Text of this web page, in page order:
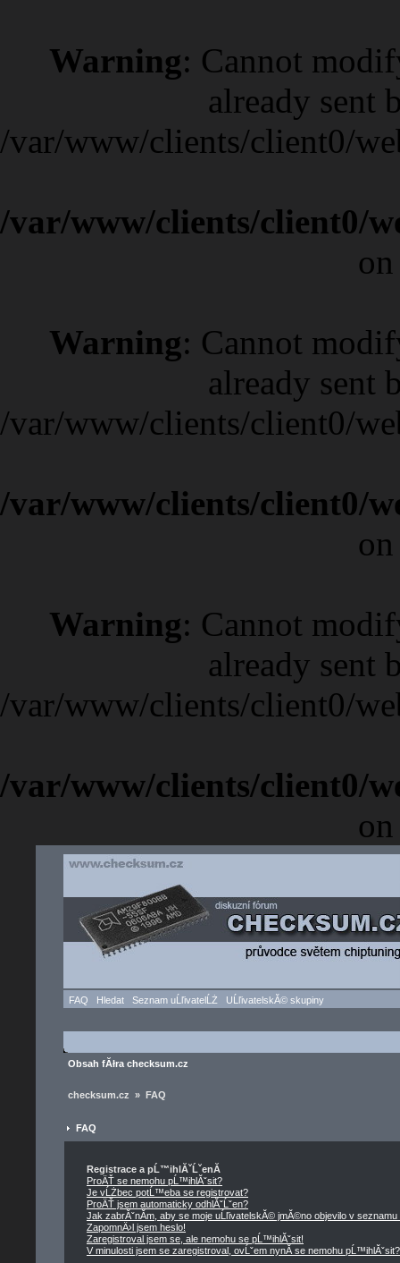
Warning: Cannot
already sent
/var/www/clients/client0/
/var/www/clients/client0/
Warning: Cannot
already sent
/var/www/clients/client0/
/var/www/clients/client0/
Warning: Cannot
already sent
/var/www/clients/client0/
/var/www/clients/client0/
FAQ Hledat Seznam uĹľivatelĹŻ UĹľivatelskĂ© skupiny
Obsah fĂłra checksum.cz
checksum.cz » FAQ
FAQ
Registrace a pĹ™ihlĂˇĹˇenĂ­
ProÄŤ se nemohu pĹ™ihlĂˇsit?
Je vĹŻbec potĹ™eba se registrovat?
ProÄŤ jsem automaticky odhlĂˇĹˇen?
Jak zabrĂˇnĂ­m, aby se moje uĹľivatelskĂ© jmĂ©no objevilo v seznamu
ZapomnÄ›l jsem heslo!
Zaregistroval jsem se, ale nemohu se pĹ™ihlĂˇsit!
V minulosti jsem se zaregistroval, ovĹˇem nynĂ­ se nemohu